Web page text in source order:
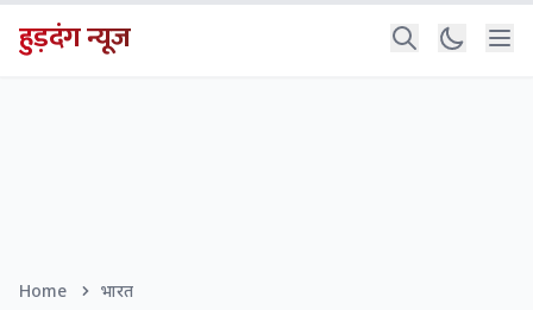
हुड़दंग न्यूज
Home भारत